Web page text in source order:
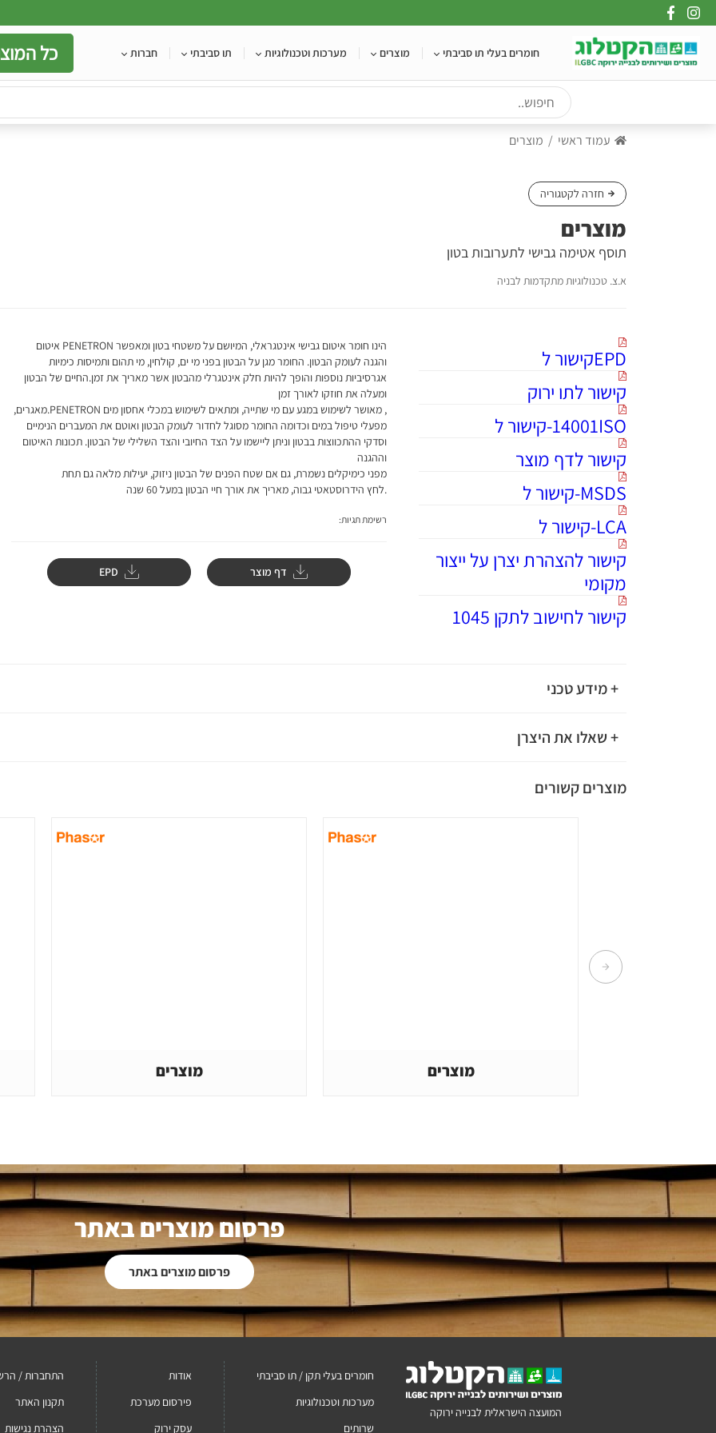
Skip
to
content
חומרים בעלי תו סביבתי מוצרים מערכות וטכנולוגיות תו סביבתי חברות כל
עמוד ראשי מוצרים
חזרה לקטגוריה
מוצרים
תוסף אטימה גבישי לתערובות בטון
א.צ. טכנולוגיות מתקדמות לבניה
EPDקישור ל
קישור לתו ירוק
14001ISO-קישור ל
קישור לדף מוצר
MSDS-קישור ל
LCA-קישור ל
קישור להצהרת יצרן על ייצור
מקומי
קישור לחישוב לתקן 1045
הינו חומר איטום גבישי אינטגראלי, המיושם על משטחי בטון ומאפשר PENETRON איטום
והגנה לעומק הבטון. החומר מגן על הבטון בפני מי ים, קולחין, מי תהום ותמיסות כימיות
אגרסיביות נוספות והופך להיות חלק אינטגרלי מהבטון אשר מאריך את זמן.החיים של הבטון
ומעלה את חוזקו לאורך זמן
, מאושר לשימוש במגע עם מי שתייה, ומתאים לשימוש במכלי אחסון מים PENETRON.מאגרים,
מפעלי טיפול במים וכדומה החומר מסוגל לחדור לעומק הבטון ואוטם את המעברים הנימיים
וסדקי ההתכווצות בבטון וניתן ליישמו על הצד החיובי והצד השלילי של הבטון. תכונות האיטום
וההגנה
מפני כימיקלים נשמרת, גם אם שטח הפנים של הבטון ניזוק, יעילות מלאה גם תחת
.לחץ הידרוסטאטי גבוה, מאריך את אורך חיי הבטון במעל 60 שנה
רשימת תגיות:
דף מוצר EPD
+ מידע טכני
+ שאלו את היצרן
מוצרים קשורים
מוצרים מוצרים
פרסום מוצרים באתר
פרסום מוצרים באתר
המועצה הישראלית לבנייה ירוקה
חומרים בעלי תקן / תו סביבתי
מערכות וטכנולוגיות
שרותים
אודות
פירסום מערכת
עסק ירוק
התחברות /
תקנון האתר
הצהרת נגישות